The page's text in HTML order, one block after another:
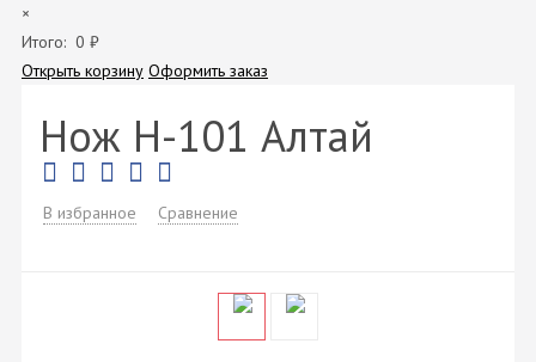
×
Итого: 0 ₽
Открыть корзину Оформить заказ
Нож H-101 Алтай
В избранное Сравнение